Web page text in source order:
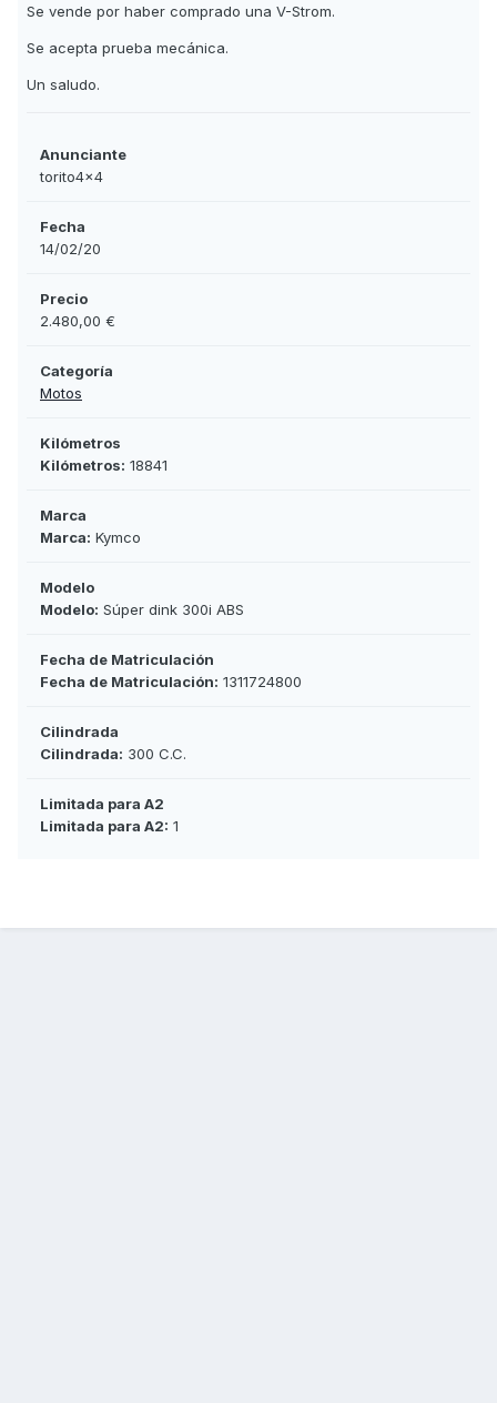
Se vende por haber comprado una V-Strom.
Se acepta prueba mecánica.
Un saludo.
Anunciante
torito4x4
Fecha
14/02/20
Precio
2.480,00 €
Categoría
Motos
Kilómetros
Kilómetros: 18841
Marca
Marca: Kymco
Modelo
Modelo: Súper dink 300i ABS
Fecha de Matriculación
Fecha de Matriculación: 1311724800
Cilindrada
Cilindrada: 300 C.C.
Limitada para A2
Limitada para A2: 1